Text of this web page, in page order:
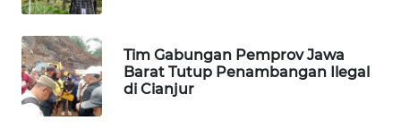
Tim Gabungan Pemprov Jawa
Barat Tutup Penambangan Ilegal
di Cianjur
NEWS
GARONGGANG
NEWS